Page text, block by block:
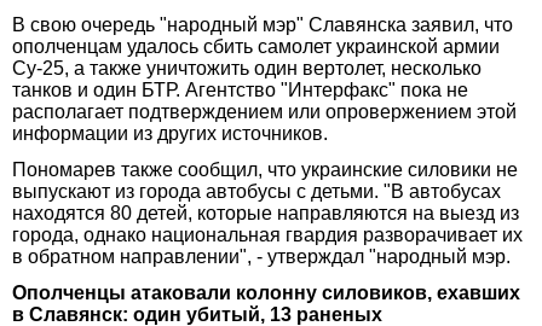
В свою очередь "народный мэр" Славянска заявил, что
ополченцам удалось сбить самолет украинской армии
Су-25, а также уничтожить один вертолет, несколько
танков и один БТР. Агентство "Интерфакс" пока не
располагает подтверждением или опровержением этой
информации из других источников.
Пономарев также сообщил, что украинские силовики не
выпускают из города автобусы с детьми. "В автобусах
находятся 80 детей, которые направляются на выезд из
города, однако национальная гвардия разворачивает их
в обратном направлении", - утверждал "народный мэр.
Ополченцы атаковали колонну силовиков, ехавших
в Славянск: один убитый, 13 раненых